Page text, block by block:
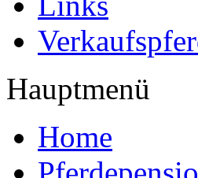
Hauptmenü
Home